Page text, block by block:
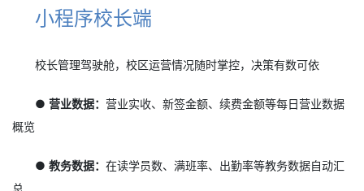
小程序校长端
校长管理驾驶舱，校区运营情况随时掌控，决策有数可依
● 营业数据：营业实收、新签金额、续费金额等每日营业数据
概览
● 教务数据：在读学员数、满班率、出勤率等教务数据自动汇